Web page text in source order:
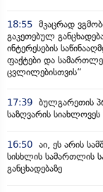
18:55 მკაცრად
გაკეთებულ
ინტერესების
ფაქტები და
ცვლილებისთვის“
17:39 ბულგარეთის
საზღვარის
16:50 აი, ეს არის
სისხლის სამართლის
განცხადებაზე